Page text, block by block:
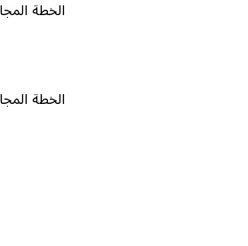
الخطة المجانية ٠
الخطة المجانية ٠